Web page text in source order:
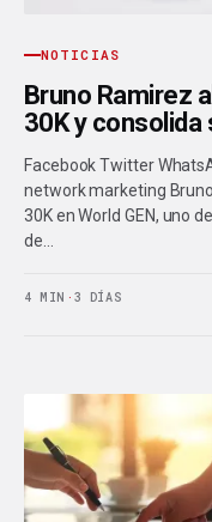
NOTICIAS
Bruno Ramirez
30K y consolida
Facebook Twitter
network marketing
30K en World GEN, uno
de…
4 MIN · 3 DÍAS